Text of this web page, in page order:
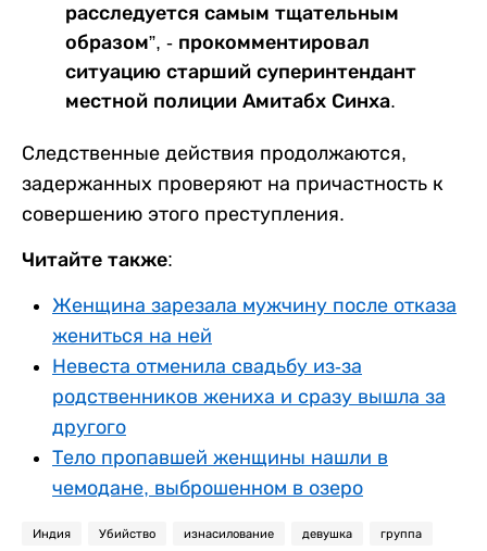
расследуется самым тщательным
образом”, - прокомментировал
ситуацию старший суперинтендант
местной полиции Амитабх Синха.
Следственные действия продолжаются,
задержанных проверяют на причастность к
совершению этого преступления.
Читайте также:
Женщина зарезала мужчину после отказа
жениться на ней
Невеста отменила свадьбу из-за
родственников жениха и сразу вышла за
другого
Тело пропавшей женщины нашли в
чемодане, выброшенном в озеро
Индия Убийство изнасилование девушка группа